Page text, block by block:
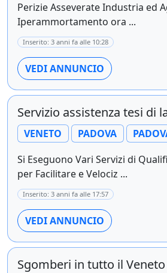
Perizie Asseverate Industria ed
Iperammortamento ora ...
Inserito: 3 anni fa alle 10:28
VEDI ANNUNCIO
Servizio assistenza tesi di
VENETO PADOVA
Si Eseguono Vari Servizi di
per Facilitare e Velociz ...
Inserito: 3 anni fa alle 17:57
VEDI ANNUNCIO
Sgomberi in tutto il Veneto